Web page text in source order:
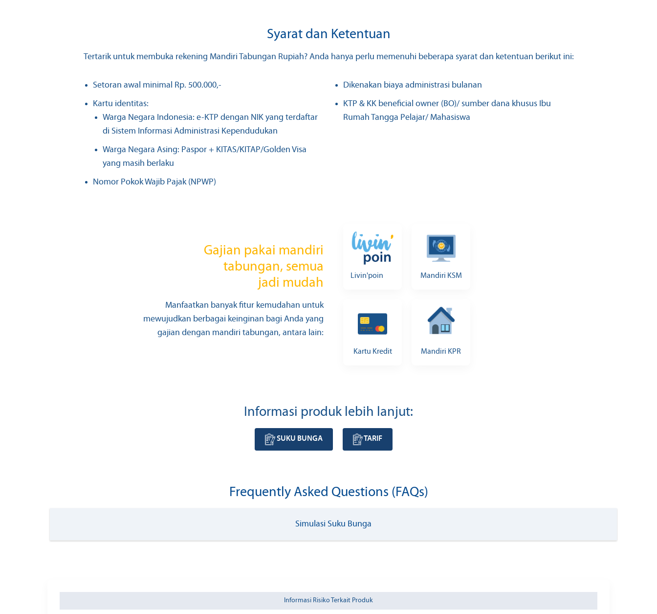
Syarat dan Ketentuan
Tertarik untuk membuka rekening Mandiri Tabungan Rupiah? Anda hanya perlu memenuhi beberapa syarat dan ketentuan berikut ini:
Setoran awal minimal Rp. 500.000,-
Kartu identitas:
Warga Negara Indonesia: e-KTP dengan NIK yang terdaftar
di Sistem Informasi Administrasi Kependudukan
Warga Negara Asing: Paspor + KITAS/KITAP/Golden Visa
yang masih berlaku
Nomor Pokok Wajib Pajak (NPWP)
Dikenakan biaya administrasi bulanan
KTP & KK beneficial owner (BO)/ sumber dana khusus Ibu
Rumah Tangga Pelajar/ Mahasiswa
Gajian pakai mandiri
tabungan, semua
jadi mudah
Manfaatkan banyak fitur kemudahan untuk
mewujudkan berbagai keinginan bagi Anda yang
gajian dengan mandiri tabungan, antara lain:
Livin'poin Mandiri KSM
Kartu Kredit Mandiri KPR
Informasi produk lebih lanjut:
SUKU BUNGA TARIF
Frequently Asked Questions (FAQs)
Simulasi Suku Bunga
Informasi Risiko Terkait Produk